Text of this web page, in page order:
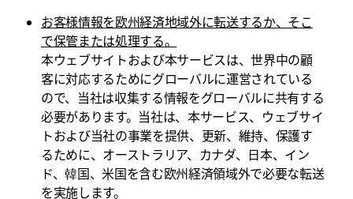
お客様情報を欧州経済地域外に転送するか、そこ
で保管または処理する。
本ウェブサイトおよび本サービスは、世界中の顧
客に対応するためにグローバルに運営されている
ので、当社は収集する情報をグローバルに共有する
必要があります。当社は、本サービス、ウェブサイ
トおよび当社の事業を提供、更新、維持、保護す
るために、オーストラリア、カナダ、日本、イン
ド、韓国、米国を含む欧州経済領域外で必要な転送
を実施します。